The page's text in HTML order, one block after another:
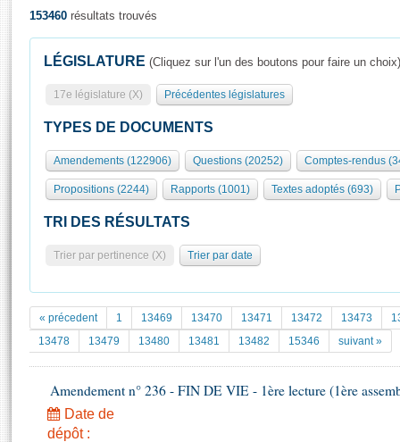
Présidence
577 députés
Groupes politiques
Séance publique
Commissions et autres organes
Europe et International
Pétitions
Documents parlementaires
Projets de loi
Propositions de loi
Amendements
Textes adoptés
Rôle et pouvoirs de l'Assemblée
Organisation de l'Assemblée
Présidence Conférence des Présidents Bureau Collège des
Statistiques et chiffres clés
Documents de référence
( Constitution | Règlement de l'Assemblée ... )
Histoire
Juniors
Visiter l'Assemblée
Visite virtuelle du palais Bourbon
Assister à une séance
La Bibliothèque
Les archives
Photos libres de droit
153460 résultats trouvés
LÉGISLATURE (Cliquez sur l'un des boutons pour faire un choix)
17e législature (X) Précédentes législatures
TYPES DE DOCUMENTS
Amendements (122906) Questions (20252) Comptes-rendus
Propositions (2244) Rapports (1001) Textes adoptés (693)
TRI DES RÉSULTATS
Trier par pertinence (X) Trier par date
« précedent 1 13469 13470 13471 13472 13473
13478
13479 13480 13481 13482 15346 suivant »
Amendement n° 236 - FIN DE VIE - 1ère lecture (1ère
Date de
dépôt :